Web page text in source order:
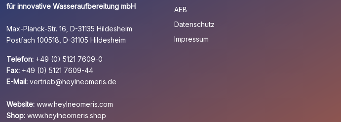
für innovative Wasseraufbereitung mbH
Max-Planck-Str. 16, D-31135 Hildesheim
Postfach 100518, D-31105 Hildesheim
Telefon: +49 (0) 5121 7609-0
Fax: +49 (0) 5121 7609-44
E-Mail: vertrieb@heylneomeris.de
Website: www.heylneomeris.com
Shop: www.heylneomeris.shop
AEB
Datenschutz
Impressum